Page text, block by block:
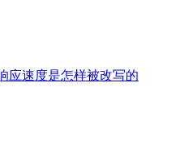
应速度是怎样被改写的